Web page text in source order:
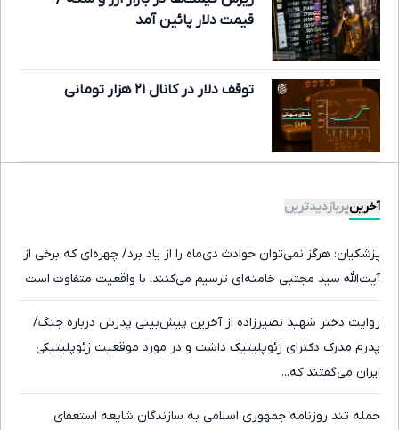
قیمت دلار پائین آمد
توقف دلار در کانال ۲۱ هزار تومانی
آخرینپربازدیدترین
پزشکیان: هرگز نمی‌توان حوادث دی‌ماه را از یاد برد/ چهره‌ای که برخی از
آیت‌الله سید مجتبی خامنه‌ای ترسیم می‌کنند، با واقعیت متفاوت است
روایت دختر شهید نصیرزاده از آخرین پیش‌بینی پدرش درباره جنگ/
پدرم مدرک دکترای ژئوپلیتیک داشت و در مورد موقعیت ژئوپلیتیکی
ایران می‌گفتند که...
حمله تند روزنامه جمهوری اسلامی به سازندگان شایعه استعفای